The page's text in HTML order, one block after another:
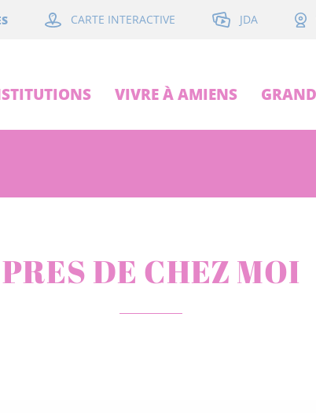
CARTE INTERACTIVE JDA
VIVRE À AMIENS
PRES DE CHEZ MOI